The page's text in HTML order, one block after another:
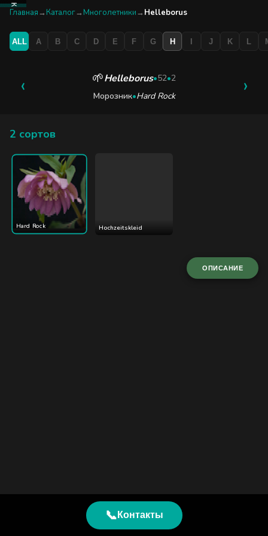
КАТАЛОГ
БУТИК
Главная→ Каталог→ Многолетники→ Helleborus
ALL A B C D E F G H I J K L
‹ 🌱Helleborus•52•2
Морозник•Hard Rock ›
2 сортов
Hard Rock Hochzeitskleid
ОПИСАНИЕ
📞 Контакты